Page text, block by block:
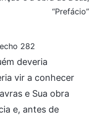
“Prefácio”
282
deveria
vir a conhecer
e Sua obra
e, antes de